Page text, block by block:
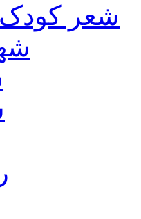
شعر کودک